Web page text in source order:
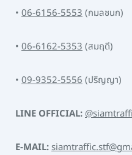
• 06-6156-5553(กมลชนก)
• 06-6162-5353(สมฤดี)
• 09-9352-5556(ปริญญา)
LINE OFFICIAL:
E-MAIL: